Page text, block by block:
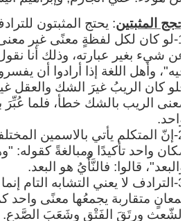
حجج المثبتين: يحتج المثبتون
1-لو كان لكل لفظةٍ معنًى غير
عن شيء بغير عبارته، وذلك أنا
فيه"، وأهل اللغة إذا أرادوا أن
فلو كان الريبُ غيرَ الشك والعقل
معنى الريب بالشك خطأ، فلما
واحد‏.‏
2-إنّ المتكلم يأتي بالاسمين
مكان واحد تأكيدًا ومبالغةً كقوله‏:‏
والبعد"، قالوا‏:‏ فالنَّأْيُ هو البعد‏.‏
3-الترادف لا يعني التشابه التام
لمعانٍ متقاربة يجمعُها معنًى واحد
الشّعث ورتَقَ الفَتْق وشَعَبَ الصَّدع‏.‏